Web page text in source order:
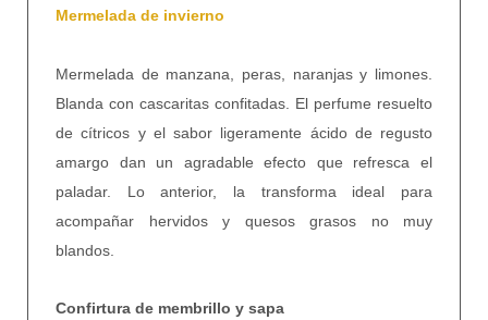
Mermelada de invierno
Mermelada de manzana, peras, naranjas y limones.
Blanda con cascaritas confitadas. El perfume resuelto
de cítricos y el sabor ligeramente ácido de regusto
amargo dan un agradable efecto que refresca el
paladar. Lo anterior, la transforma ideal para
acompañar hervidos y quesos grasos no muy
blandos.
Confirtura de membrillo y sapa